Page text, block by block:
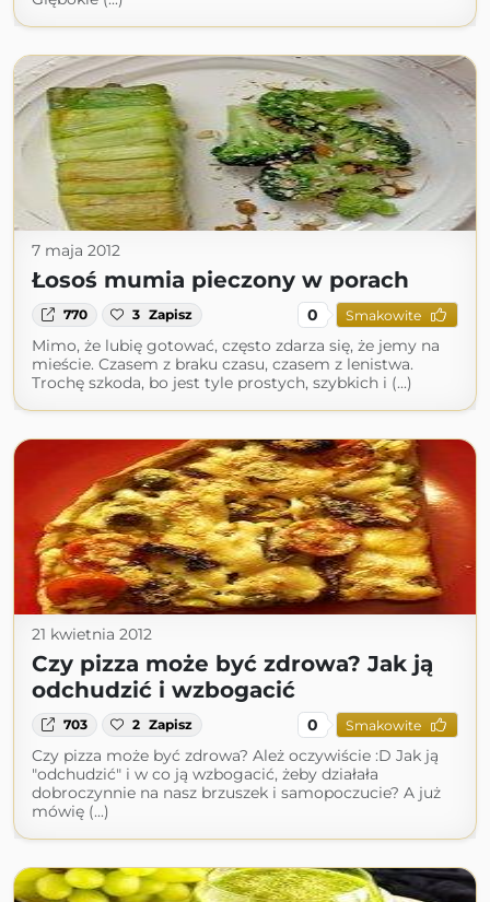
7 maja 2012
Łosoś mumia pieczony w porach
770 3 Zapisz 0 Smakowite
Mimo, że lubię gotować, często zdarza się, że jemy na
mieście. Czasem z braku czasu, czasem z lenistwa.
Trochę szkoda, bo jest tyle prostych, szybkich i (...)
21 kwietnia 2012
Czy pizza może być zdrowa? Jak ją
odchudzić i wzbogacić
703 2 Zapisz 0 Smakowite
Czy pizza może być zdrowa? Ależ oczywiście :D Jak ją
"odchudzić" i w co ją wzbogacić, żeby działała
dobroczynnie na nasz brzuszek i samopoczucie? A już
mówię (...)